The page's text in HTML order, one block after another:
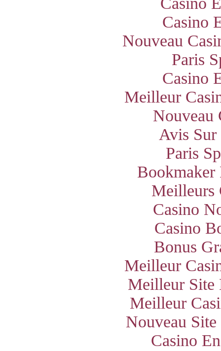
Casino
Nouveau
Paris
Casino
Meilleur
Nouveau
Avis Sur
Paris
Meilleurs
Casino
Casino
Bonus
Meilleur
Meilleur Site
Meilleur
Nouveau
Casino